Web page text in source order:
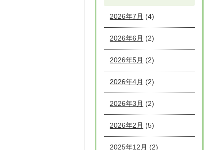
2026年7月 (4)
2026年6月 (2)
2026年5月 (2)
2026年4月 (2)
2026年3月 (2)
2026年2月 (5)
2025年12月 (2)